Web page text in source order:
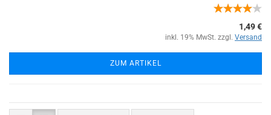
1,49 €
inkl. 19% MwSt. zzgl. Versand
ZUM ARTIKEL